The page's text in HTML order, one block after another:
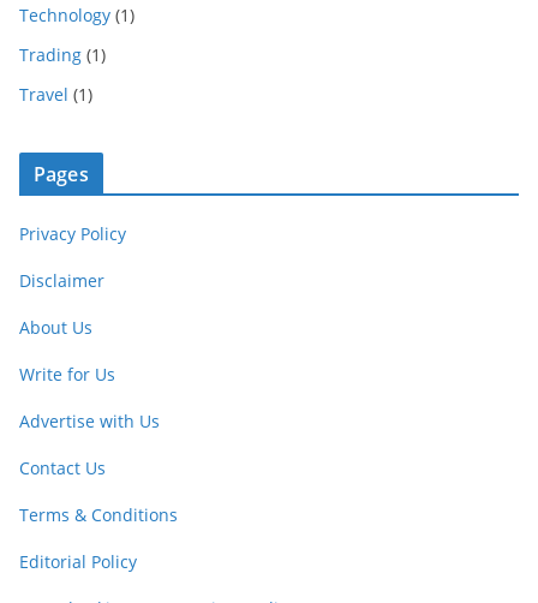
Technology (1)
Trading (1)
Travel (1)
Pages
Privacy Policy
Disclaimer
About Us
Write for Us
Advertise with Us
Contact Us
Terms & Conditions
Editorial Policy